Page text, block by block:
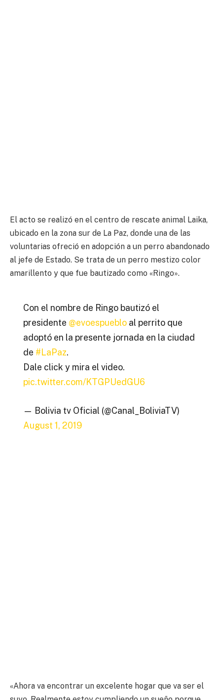
El acto se realizó en el centro de rescate animal Laika,
ubicado en la zona sur de La Paz, donde una de las
voluntarias ofreció en adopción a un perro abandonado
al jefe de Estado. Se trata de un perro mestizo color
amarillento y que fue bautizado como «Ringo».
Con el nombre de Ringo bautizó el
presidente @evoespuebloal perrito que
adoptó en la presente jornada en la ciudad
de #LaPaz.
Dale click y mira el video.
pic.twitter.com/KTGPUedGU6
— Bolivia tv Oficial (@Canal_BoliviaTV)
August 1, 2019
«Ahora va encontrar un excelente hogar que va ser el